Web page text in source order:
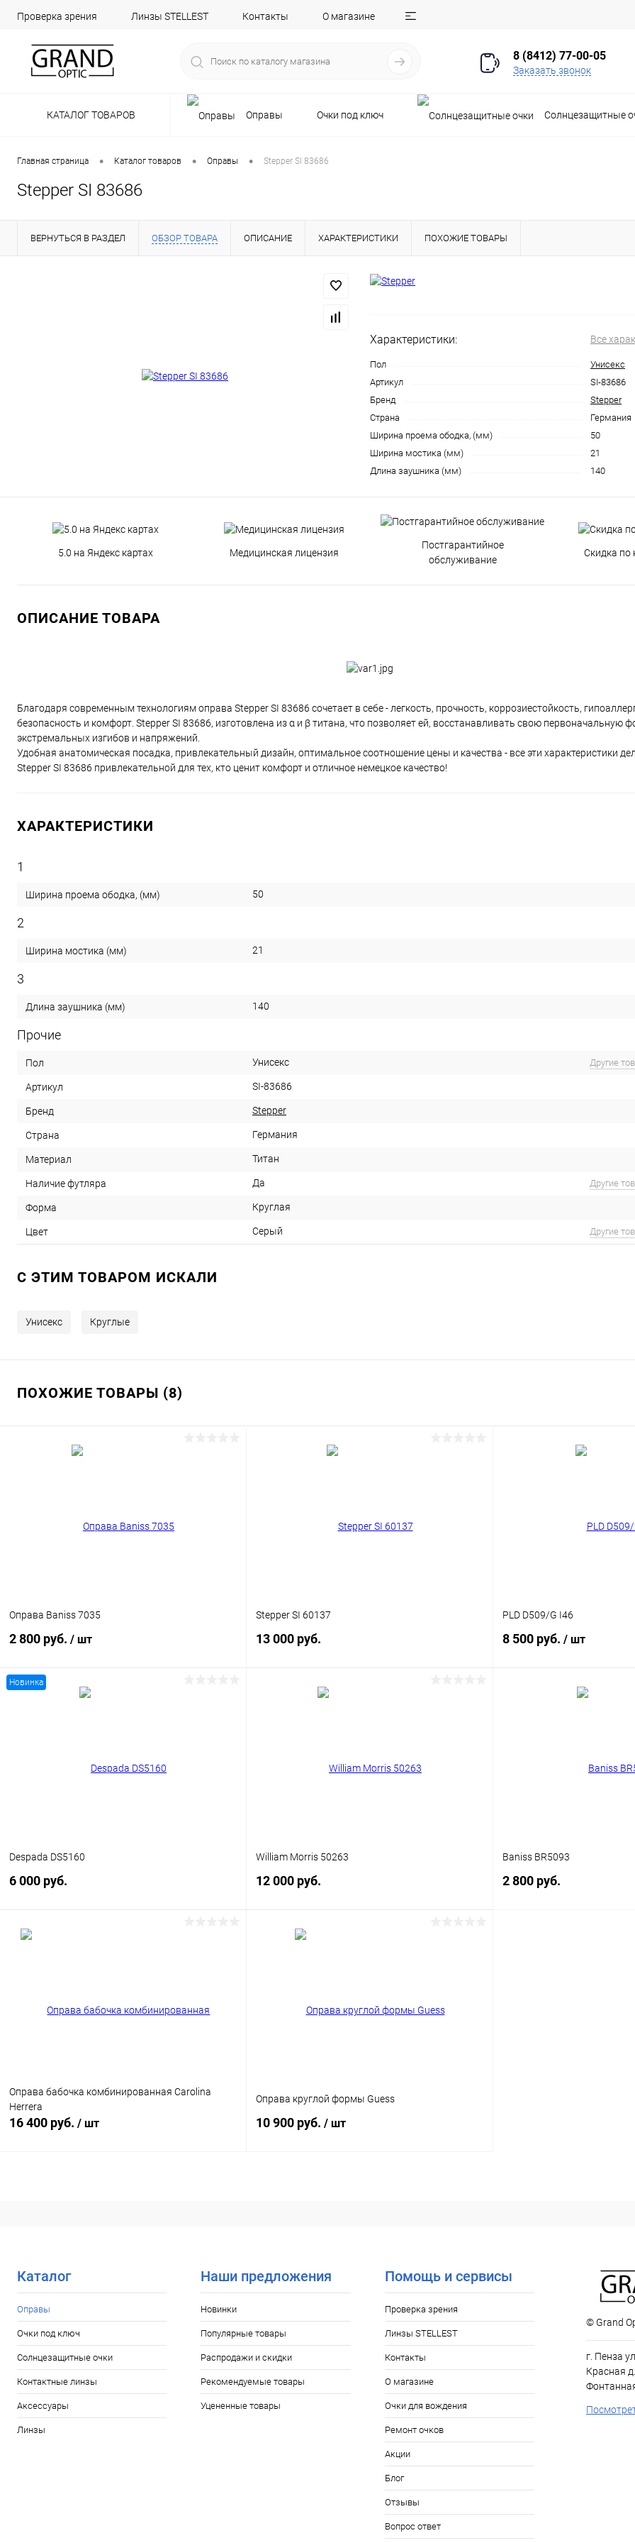
Проверка зрения Линзы STELLEST Контакты О магазине
8 (8412) 77-00-05
Заказать звонок
КАТАЛОГ ТОВАРОВ Оправы Очки под ключ Солнцезащитные
Главная страница • Каталог товаров • Оправы • Stepper SI 83686
Stepper SI 83686
ВЕРНУТЬСЯ В РАЗДЕЛ ОБЗОР ТОВАРА ОПИСАНИЕ ХАРАКТЕРИСТИКИ ПОХОЖИЕ ТОВАРЫ
Характеристики: Все
Пол
Унисекс
Артикул
SI-83686
Бренд
Stepper
Страна
Германия
Ширина проема ободка, (мм)
50
Ширина мостика (мм)
21
Длина заушника (мм)
140
5.0 на Яндекс картах Медицинская лицензия
Постгарантийное
обслуживание
Скидка по
ОПИСАНИЕ ТОВАРА
Благодаря современным технологиям оправа Stepper SI 83686 сочетает в себе - легкость, прочность, коррозиестойкость,
безопасность и комфорт. Stepper SI 83686, изготовлена из α и β титана, что позволяет ей, восстанавливать свою первоначальную
экстремальных изгибов и напряжений.
Удобная анатомическая посадка, привлекательный дизайн, оптимальное соотношение цены и качества - все эти характеристики
Stepper SI 83686 привлекательной для тех, кто ценит комфорт и отличное немецкое качество!
ХАРАКТЕРИСТИКИ
1
Ширина проема ободка, (мм) 50
2
Ширина мостика (мм) 21
3
Длина заушника (мм) 140
Прочие
Пол Унисекс Другие
Артикул SI-83686
Бренд Stepper
Страна Германия
Материал Титан
Наличие футляра Да Другие
Форма Круглая
Цвет Серый Другие
C ЭТИМ ТОВАРОМ ИСКАЛИ
Унисекс Круглые
ПОХОЖИЕ ТОВАРЫ (8)
Оправа Baniss 7035
2 800 руб. / шт
Stepper SI 60137
13 000 руб.
PLD D509/G I46
8 500 руб. / шт
Новинка
Despada DS5160
6 000 руб.
William Morris 50263
12 000 руб.
Baniss BR5093
2 800 руб.
Оправа бабочка комбинированная Carolina
Herrera
16 400 руб. / шт
Оправа круглой формы Guess
10 900 руб. / шт
Каталог
Оправы
Очки под ключ
Солнцезащитные очки
Контактные линзы
Аксессуары
Линзы
Наши предложения
Новинки
Популярные товары
Распродажи и скидки
Рекомендуемые товары
Уцененные товары
Помощь и сервисы
Проверка зрения
Линзы STELLEST
Контакты
О магазине
Очки для вождения
Ремонт очков
Акции
Блог
Отзывы
Вопрос ответ
© Grand
г. Пенза
Красная